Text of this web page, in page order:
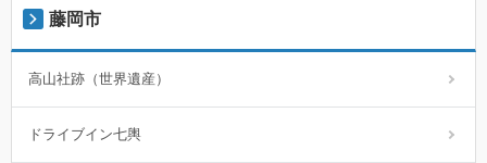
藤岡市
高山社跡（世界遺産）
ドライブイン七輿